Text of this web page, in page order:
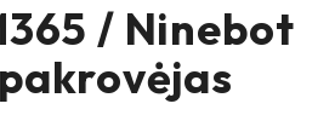
/ Ninebot
pakrovėjas